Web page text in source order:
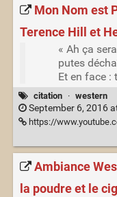
Mon Nom est
Terence Hill et
« Ah ça
putes
Et en face :
citation · western
September 6, 2016
https://
Ambiance
la poudre et le